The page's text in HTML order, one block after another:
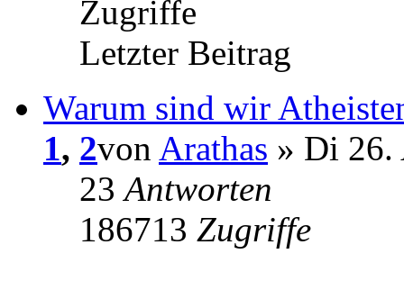
Zugriffe
Letzter Beitrag
Warum sind wir
1, 2von Arathas » Di 26.
23Antworten
186713 Zugriffe